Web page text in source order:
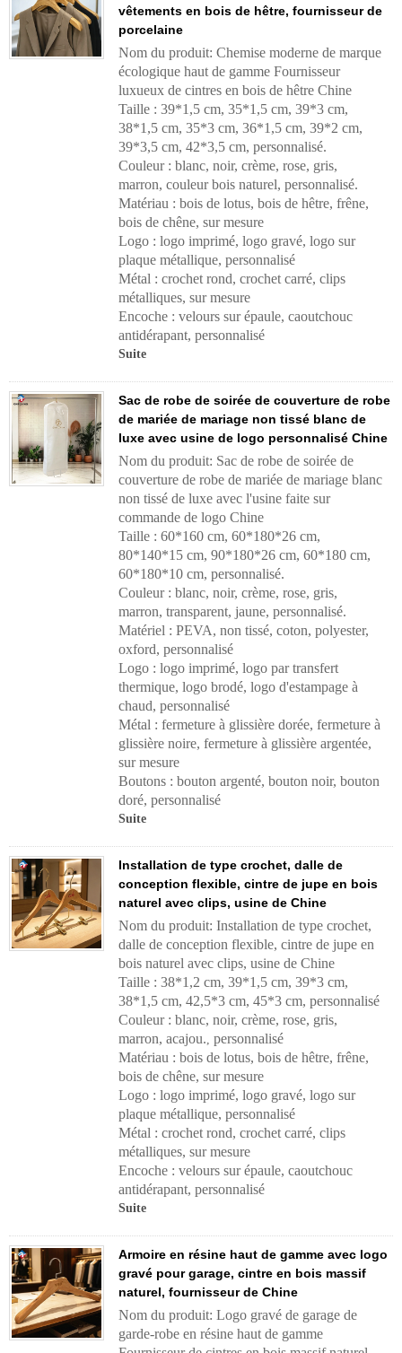
vêtements en bois de hêtre, fournisseur de
porcelaine
Nom du produit: Chemise moderne de marque
écologique haut de gamme Fournisseur
luxueux de cintres en bois de hêtre Chine
Taille : 39*1,5 cm, 35*1,5 cm, 39*3 cm,
38*1,5 cm, 35*3 cm, 36*1,5 cm, 39*2 cm,
39*3,5 cm, 42*3,5 cm, personnalisé.
Couleur : blanc, noir, crème, rose, gris,
marron, couleur bois naturel, personnalisé.
Matériau : bois de lotus, bois de hêtre, frêne,
bois de chêne, sur mesure
Logo : logo imprimé, logo gravé, logo sur
plaque métallique, personnalisé
Métal : crochet rond, crochet carré, clips
métalliques, sur mesure
Encoche : velours sur épaule, caoutchouc
antidérapant, personnalisé
Suite
Sac de robe de soirée de couverture de robe
de mariée de mariage non tissé blanc de
luxe avec usine de logo personnalisé Chine
Nom du produit: Sac de robe de soirée de
couverture de robe de mariée de mariage blanc
non tissé de luxe avec l'usine faite sur
commande de logo Chine
Taille : 60*160 cm, 60*180*26 cm,
80*140*15 cm, 90*180*26 cm, 60*180 cm,
60*180*10 cm, personnalisé.
Couleur : blanc, noir, crème, rose, gris,
marron, transparent, jaune, personnalisé.
Matériel : PEVA, non tissé, coton, polyester,
oxford, personnalisé
Logo : logo imprimé, logo par transfert
thermique, logo brodé, logo d'estampage à
chaud, personnalisé
Métal : fermeture à glissière dorée, fermeture à
glissière noire, fermeture à glissière argentée,
sur mesure
Boutons : bouton argenté, bouton noir, bouton
doré, personnalisé
Suite
Installation de type crochet, dalle de
conception flexible, cintre de jupe en bois
naturel avec clips, usine de Chine
Nom du produit: Installation de type crochet,
dalle de conception flexible, cintre de jupe en
bois naturel avec clips, usine de Chine
Taille : 38*1,2 cm, 39*1,5 cm, 39*3 cm,
38*1,5 cm, 42,5*3 cm, 45*3 cm, personnalisé
Couleur : blanc, noir, crème, rose, gris,
marron, acajou., personnalisé
Matériau : bois de lotus, bois de hêtre, frêne,
bois de chêne, sur mesure
Logo : logo imprimé, logo gravé, logo sur
plaque métallique, personnalisé
Métal : crochet rond, crochet carré, clips
métalliques, sur mesure
Encoche : velours sur épaule, caoutchouc
antidérapant, personnalisé
Suite
Armoire en résine haut de gamme avec logo
gravé pour garage, cintre en bois massif
naturel, fournisseur de Chine
Nom du produit: Logo gravé de garage de
garde-robe en résine haut de gamme